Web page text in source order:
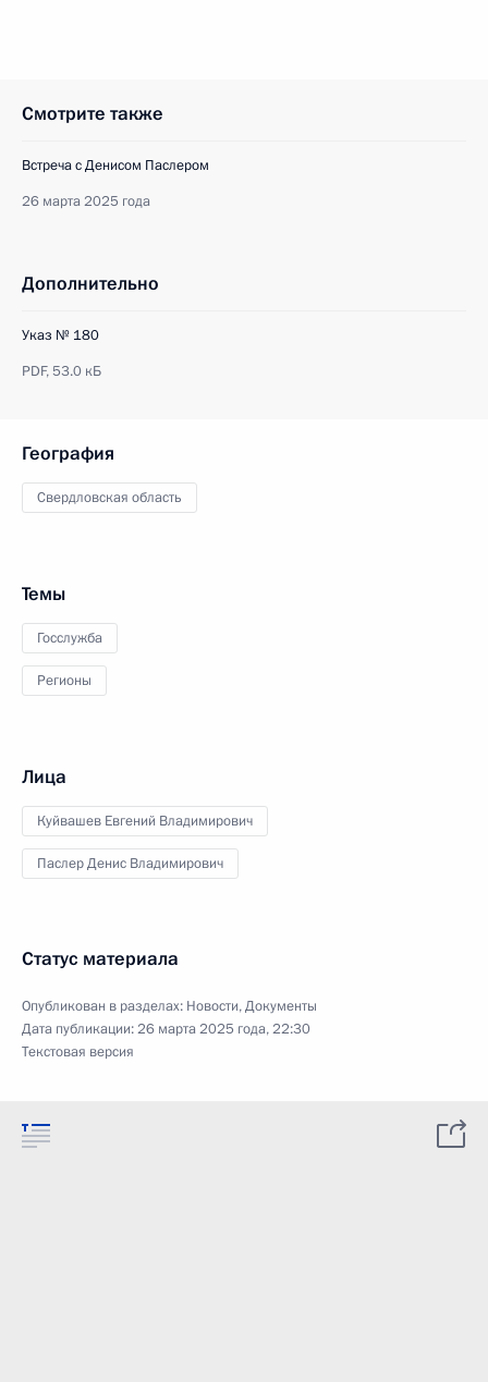
Смотрите также
Встреча с Денисом Паслером
26 марта 2025 года
Дополнительно
Указ № 180
PDF,53.0 кБ
География
Свердловская область
Темы
Госслужба
Регионы
Лица
Куйвашев Евгений Владимирович
Паслер Денис Владимирович
Статус материала
Опубликован в разделах: Новости,Документы
Дата публикации:26 марта 2025 года, 22:30
Текстовая версия